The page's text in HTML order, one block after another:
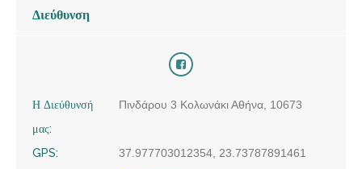
Διεύθυνση
Η Διεύθυνσή
μας:
Πινδάρου 3 Κολωνάκι Αθήνα, 10673
GPS:
37.977703012354, 23.73787891461